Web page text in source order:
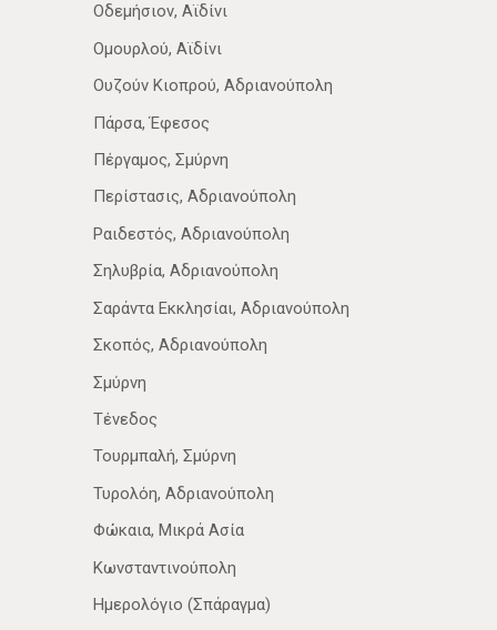
Οδεμήσιον, Αϊδίνι
Ομουρλού, Αϊδίνι
Ουζούν Κιοπρού, Αδριανούπολη
Πάρσα, Έφεσος
Πέργαμος, Σμύρνη
Περίστασις, Αδριανούπολη
Ραιδεστός, Αδριανούπολη
Σηλυβρία, Αδριανούπολη
Σαράντα Εκκλησίαι, Αδριανούπολη
Σκοπός, Αδριανούπολη
Σμύρνη
Τένεδος
Τουρμπαλή, Σμύρνη
Τυρολόη, Αδριανούπολη
Φώκαια, Μικρά Ασία
Κωνσταντινούπολη
Ημερολόγιο (Σπάραγμα)